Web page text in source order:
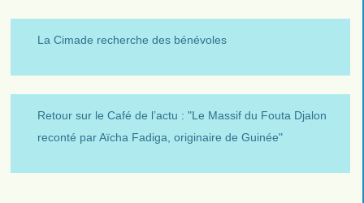
La Cimade recherche des bénévoles
Retour sur le Café de l’actu : "Le Massif du Fouta Djalon
reconté par Aïcha Fadiga, originaire de Guinée"